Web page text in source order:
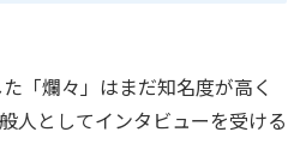
「爛々」はまだ知名度が高く
人としてインタビューを受ける